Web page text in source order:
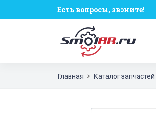
Есть вопросы, звоните!
Главная Каталог запчастей